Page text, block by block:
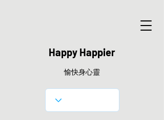
Happy Happier
愉快身心靈